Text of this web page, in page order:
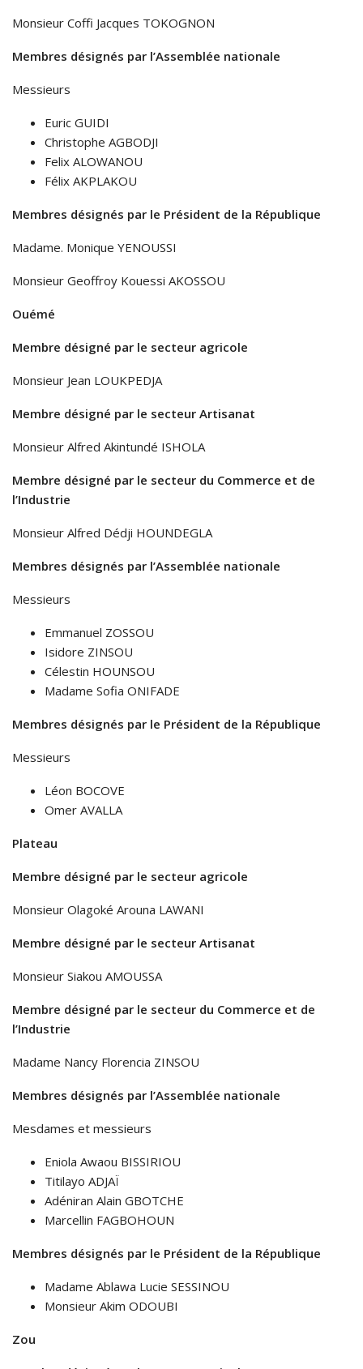
Monsieur Coffi Jacques TOKOGNON
Membres désignés par l’Assemblée nationale
Messieurs
Euric GUIDI
Christophe AGBODJI
Felix ALOWANOU
Félix AKPLAKOU
Membres désignés par le Président de la République
Madame. Monique YENOUSSI
Monsieur Geoffroy Kouessi AKOSSOU
Ouémé
Membre désigné par le secteur agricole
Monsieur Jean LOUKPEDJA
Membre désigné par le secteur Artisanat
Monsieur Alfred Akintundé ISHOLA
Membre désigné par le secteur du Commerce et de
l’Industrie
Monsieur Alfred Dédji HOUNDEGLA
Membres désignés par l’Assemblée nationale
Messieurs
Emmanuel ZOSSOU
Isidore ZINSOU
Célestin HOUNSOU
Madame Sofia ONIFADE
Membres désignés par le Président de la République
Messieurs
Léon BOCOVE
Omer AVALLA
Plateau
Membre désigné par le secteur agricole
Monsieur Olagoké Arouna LAWANI
Membre désigné par le secteur Artisanat
Monsieur Siakou AMOUSSA
Membre désigné par le secteur du Commerce et de
l’Industrie
Madame Nancy Florencia ZINSOU
Membres désignés par l’Assemblée nationale
Mesdames et messieurs
Eniola Awaou BISSIRIOU
Titilayo ADJAÏ
Adéniran Alain GBOTCHE
Marcellin FAGBOHOUN
Membres désignés par le Président de la République
Madame Ablawa Lucie SESSINOU
Monsieur Akim ODOUBI
Zou